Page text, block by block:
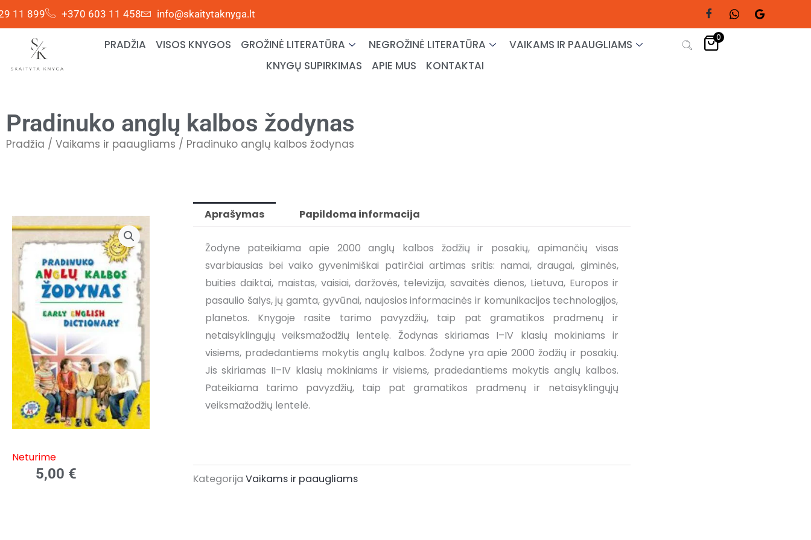
Pereiti
prie
11 899 +370 603 11 458 info@skaitytaknyga.lt
PRADŽIA VISOS KNYGOS GROŽINĖ LITERATŪRA NEGROŽINĖ LITERATŪRA
VAIKAMS IR PAAUGLIAMS
KNYGŲ SUPIRKIMAS
APIE MUS KONTAKTAI
0
Pradinuko anglų kalbos žodynas
Pradžia / Vaikams ir paaugliams / Pradinuko anglų kalbos žodynas
Neturime
5,00 €
Aprašymas Papildoma informacija
Žodyne pateikiama apie 2000 anglų kalbos žodžių ir posakių, apimančių visas
svarbiausias bei vaiko gyvenimiškai patirčiai artimas sritis: namai, draugai, giminės,
buities daiktai, maistas, vaisiai, daržovės, televizija, savaitės dienos, Lietuva, Europos ir
pasaulio šalys, jų gamta, gyvūnai, naujosios informacinės ir komunikacijos technologijos,
planetos. Knygoje rasite tarimo pavyzdžių, taip pat gramatikos pradmenų ir
netaisyklingųjų veiksmažodžių lentelę. Žodynas skiriamas I–IV klasių mokiniams ir
visiems, pradedantiems mokytis anglų kalbos. Žodyne yra apie 2000 žodžių ir posakių.
Jis skiriamas II–IV klasių mokiniams ir visiems, pradedantiems mokytis anglų kalbos.
Pateikiama tarimo pavyzdžių, taip pat gramatikos pradmenų ir netaisyklingųjų
veiksmažodžių lentelė.
Kategorija Vaikams ir paaugliams